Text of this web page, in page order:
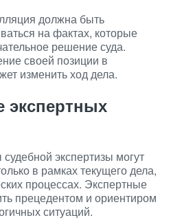
должна быть
на фактах, которые
решение суда.
своей позиции в
изменить ход дела.
экспертных
экспертизы могут
в рамках текущего дела,
процессах. Экспертные
прецедентом и ориентиром
ситуаций.